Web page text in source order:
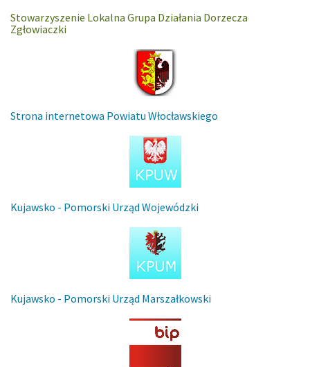
Stowarzyszenie Lokalna Grupa Działania Dorzecza
Zgłowiaczki
Strona internetowa Powiatu Włocławskiego
Kujawsko - Pomorski Urząd Wojewódzki
Kujawsko - Pomorski Urząd Marszałkowski